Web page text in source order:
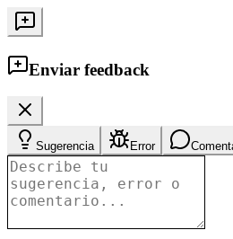
Enviar feedback
Sugerencia Error